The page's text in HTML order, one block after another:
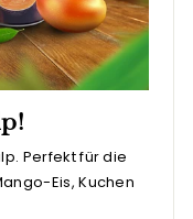
Perfekt für die
Eis, Kuchen